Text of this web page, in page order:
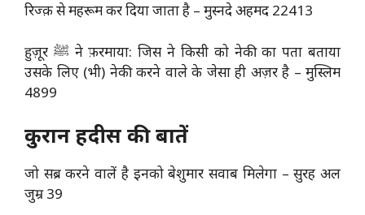
रिज्क़ से महरूम कर दिया जाता है – मुस्नदे अहमद 22413
हुज़ूर ﷺ ने फ़रमाया: जिस ने किसी को नेकी का पता बताया
उसके लिए (भी) नेकी करने वाले के जेसा ही अज़र है – मुस्लिम
4899
कुरान हदीस की बातें
जो सब्र करने वालें है इनको बेशुमार सवाब मिलेगा – सुरह अल
जुम्र 39